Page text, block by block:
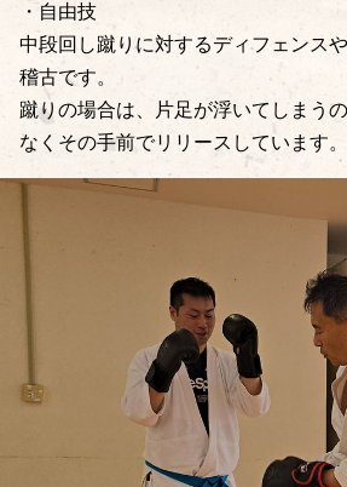
・自由技
中段回し蹴りに対するディフェンス
稽古です。
蹴りの場合は、片足が浮いてしまう
なくその手前でリリースしています。